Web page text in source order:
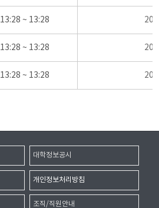
13:28 ~ 13:28
13:28 ~ 13:28
13:28 ~ 13:28
대학정보공시
개인정보처리방침
조직/직원안내